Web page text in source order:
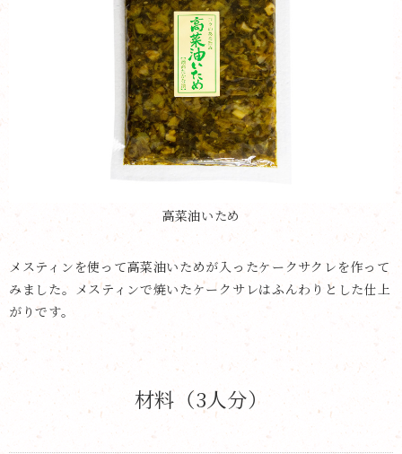
高菜油いため
メスティンを使って高菜油いためが入ったケークサクレを作って
みました。メスティンで焼いたケークサレはふんわりとした仕上
がりです。
材料（3人分）